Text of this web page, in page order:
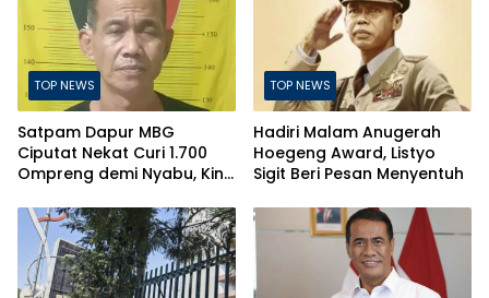
TOP NEWS
Satpam Dapur MBG
Ciputat Nekat Curi 1.700
Ompreng demi Nyabu, Kini
TOP NEWS
Hadiri Malam Anugerah
Hoegeng Award, Listyo
Sigit Beri Pesan Menyentuh